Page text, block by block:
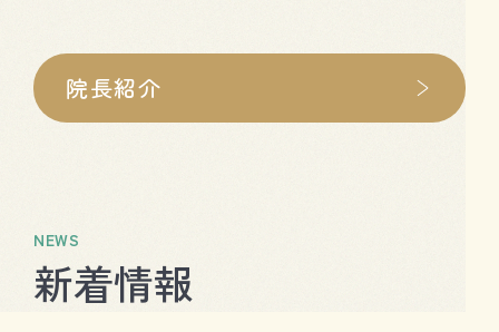
院長紹介
NEWS
新着情報